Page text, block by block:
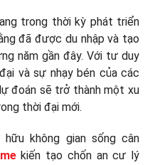
trong thời kỳ phát triển
đã được du nhập và tạo
năm gần đây. Với tư duy
và sự nhạy bén của các
đoán sẽ trở thành một xu
thời đại mới.
không gian sống cân
kiến tạo chốn an cư lý